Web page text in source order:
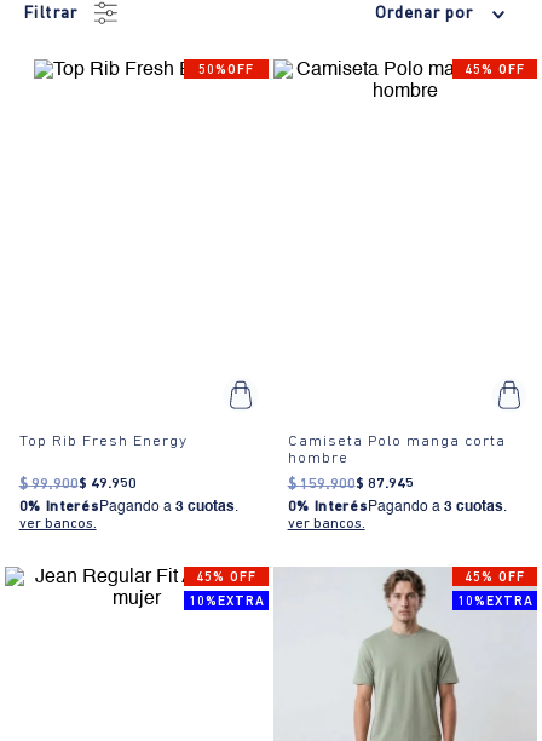
Filtrar Ordenar por
50%OFF
Top Rib Fresh Energy
$ 99.900$ 49.950
0% Interés Pagando a 3 cuotas.
ver bancos.
45% OFF
Camiseta Polo manga corta
hombre
$ 159.900$ 87.945
0% Interés Pagando a 3 cuotas.
ver bancos.
45% OFF
10%EXTRA
45% OFF
10%EXTRA